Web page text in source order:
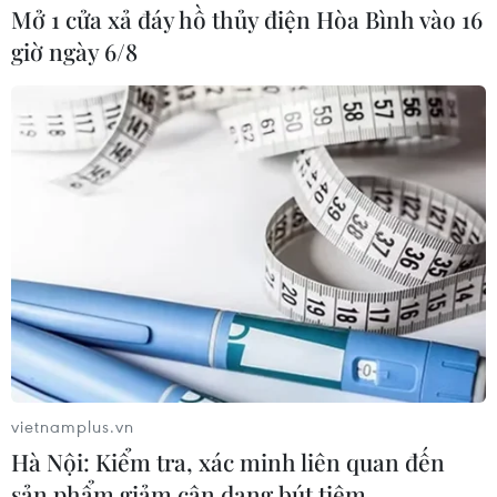
Mở 1 cửa xả đáy hồ thủy điện Hòa Bình vào 16
giờ ngày 6/8
vietnamplus.vn
Hà Nội: Kiểm tra, xác minh liên quan đến